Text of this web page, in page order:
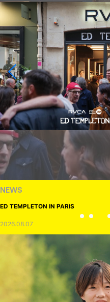
NEWS
ED TEMPLETON IN PARIS
2026.08.07